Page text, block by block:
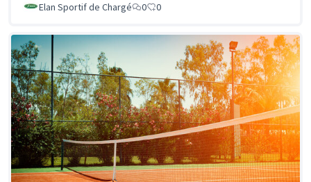
Elan Sportif de Chargé 0 0